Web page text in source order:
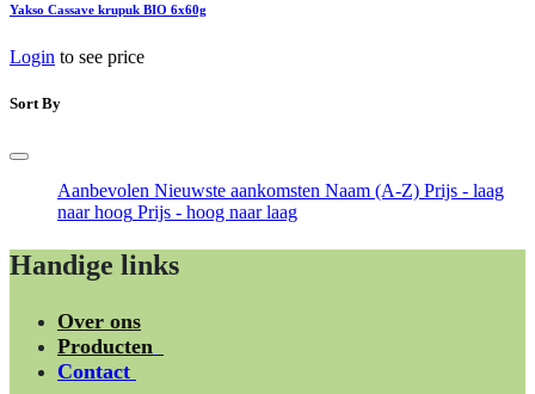
Yakso Cassave krupuk BIO 6x60g
Login to see price
Sort By
Aanbevolen Nieuwste aankomsten Naam (A-Z) Prijs - laag
naar hoog Prijs - hoog naar laag
Handige links
Over ons
Producten
Contact